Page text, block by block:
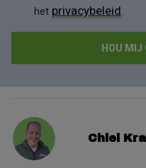
het privacybeleid.
Chiel